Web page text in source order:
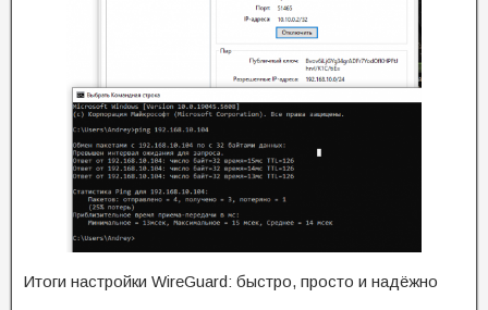
Итоги настройки WireGuard: быстро, просто и надёжно